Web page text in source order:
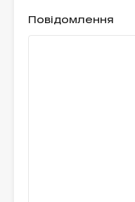
Повідомлення